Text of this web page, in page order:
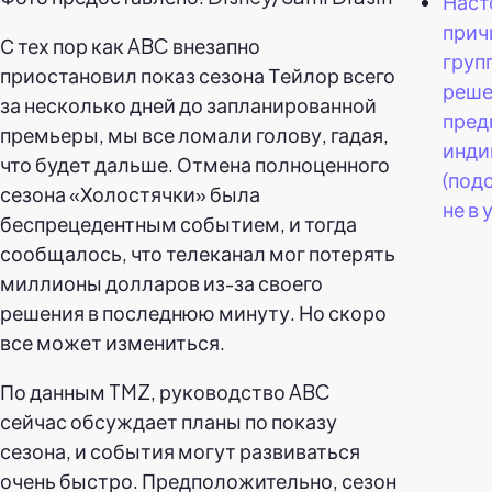
С тех пор как ABC внезапно
приостановил показ сезона Тейлор всего
за несколько дней до запланированной
премьеры, мы все ломали голову, гадая,
что будет дальше. Отмена полноценного
сезона «Холостячки» была
беспрецедентным событием, и тогда
сообщалось, что телеканал мог потерять
миллионы долларов из-за своего
решения в последнюю минуту. Но скоро
все может измениться.
По данным TMZ, руководство ABC
сейчас обсуждает планы по показу
сезона, и события могут развиваться
очень быстро. Предположительно, сезон
не в